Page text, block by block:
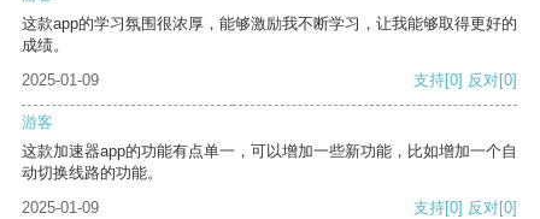
这款app的学习氛围很浓厚，能够激励我不断学习，让我能够取得更好的
成绩。
2025-01-09
支持[0] 反对[0]
游客
这款加速器app的功能有点单一，可以增加一些新功能，比如增加一个自
动切换线路的功能。
2025-01-09
支持[0] 反对[0]